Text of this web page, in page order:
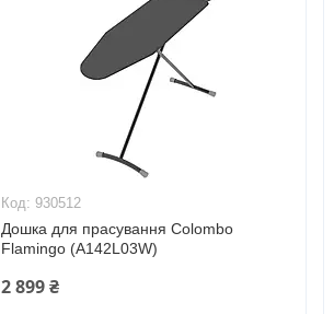
930512
Дошка для прасування Colombo
Flamingo (A142L03W)
2 899 ₴